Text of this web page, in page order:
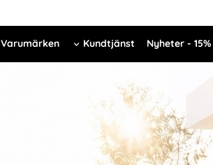
Varumärken Kundtjänst Nyheter -